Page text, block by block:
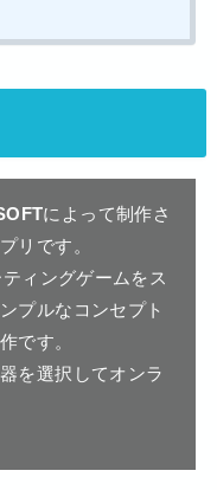
によって制作さ
リです。
ィングゲームをス
プルなコンセプト
です。
を選択してオンラ